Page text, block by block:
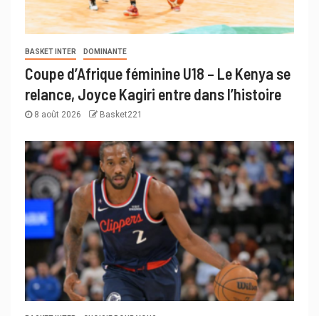
BASKET INTER DOMINANTE
Coupe d’Afrique féminine U18 – Le Kenya se
relance, Joyce Kagiri entre dans l’histoire
8 août 2026 Basket221